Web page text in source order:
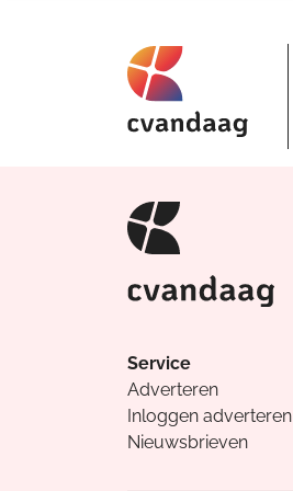
Service
Adverteren
Inloggen adverteren
Nieuwsbrieven